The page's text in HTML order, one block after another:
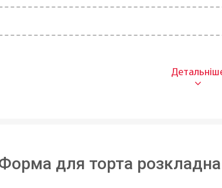
в посудомийній машині:
для торта